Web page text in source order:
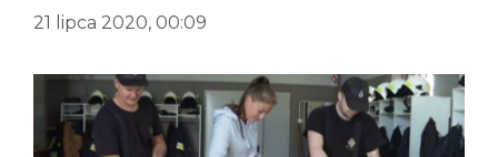
21 lipca 2020, 00:09